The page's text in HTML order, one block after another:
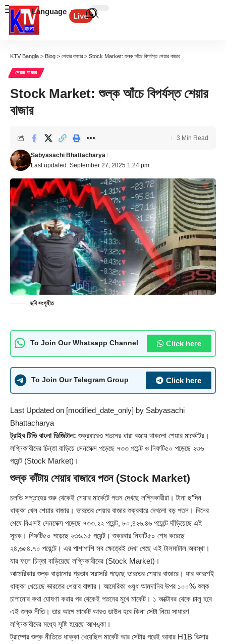
Language
KTV Bangla > Blog > শেয়ার বাজার> Stock Market: শুল্ক আঁচে বিপর্যস্ত শেয়ার বাজার
শেয়ার বাজার
Stock Market: শুল্ক আঁচে বিপর্যস্ত শেয়ার
বাজার
Last updated: September 27, 2025 1:24 pm
Sabyasachi Bhattacharya
3 Min Read
ছবি সংগৃহীত
To Join Our Whatsapp Channel Click here
To Join Our Telegram Group Click here
Last Updated on [modified_date_only] by Sabyasachi
Bhattacharya
ট্রাইব টিভি বাংলা ডিজিটাল: শুক্রবারেও পতনের ধারা বজায় থাকলো শেয়ার মার্কেটের।
লগ্নিকারীদের চিন্তা বাড়িয়ে সেনসেক্স পড়েছে ৭৩৩ পয়েন্ট ও নিফটি৫০ পড়েছে ২৩৬
পয়েন্ট (Stock Market)।
শুল্ক কাঁটায় শেয়ার বাজারে পতন (Stock Market)
চলতি সপ্তাহের শুরু থেকেই শেয়ার মার্কেটে পতন দেখছে লগ্নিকারীরা। টানা ছ’দিন
ধাক্কা খেল শেয়ার বাজার। ভারতের শেয়ার বাজার শুক্রবারে দেখলো বড় পতন। দিনের
শেষে বিএসই সেনসেক্স পড়েছে ৭৩৩.২২ পয়েন্ট, ৮০,৪২৬.৪৬ পয়েন্টে দাঁড়িয়েছে এই
সূচক। নিফটি৫০ পড়েছে ২৩৬.১৫ পয়েন্ট। শুক্রবার নিফটি৫০ শেষ করেছে
২৪,৬৫৪.৭০ পয়েন্টে। এর পাশাপাশি সব ক্ষেত্রেই দেখা গেছে এই টালমাটাল অবস্থা।
যার ফলে চিন্তা বাড়িয়েছে লগ্নিকারীদের (Stock Market)।
আমেরিকার শুল্ক বাড়ানোর প্রভাব সরাসরি পড়েছে ভারতের শেয়ার বাজারে। যার কারণেই
ধাক্কা খেয়েছে ভারতের শেয়ার বাজার। আমেরিকা ওষুধ আমদানির উপর ১০০% শুল্ক
চাপানোর কথা ঘোষণা করার পর থেকেই পতনের মুখে মার্কেট। ১ অক্টোবর থেকে চালু হবে
এই শুল্ক নীতি। তার আগে মার্কেট আরও ডাউন হবে কিনা সেটা নিয়ে সাধারণ
লগ্নিকারীদের মধ্যে সৃষ্টি হয়েছে আশঙ্কা।
ট্রাম্পের শুল্ক নীতিতে ধাক্কা খেয়েছিল মার্কেট আর সেটার পরেই আবার H1B ভিসার